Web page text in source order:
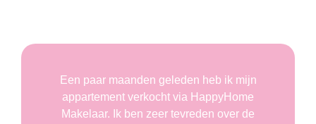
Een paar maanden geleden heb ik mijn
appartement verkocht via HappyHome
Makelaar. Ik ben zeer tevreden over de